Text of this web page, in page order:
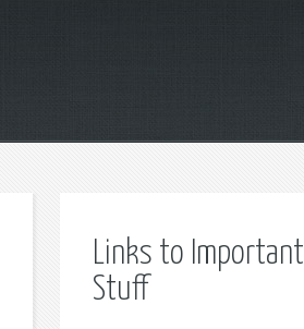
Links to Important
Stuff